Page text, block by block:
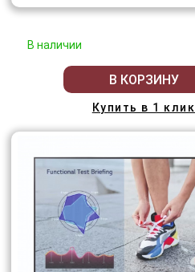
В наличии
В КОРЗИНУ
Купить в 1 клик